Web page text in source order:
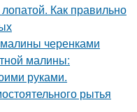
Как правильно
черенками
малины:
руками.
рытья